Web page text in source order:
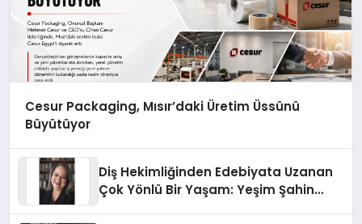
Cesur Packaging, Mısır’daki Üretim Üssünü
Büyütüyor
Diş Hekimliğinden Edebiyata Uzanan
Çok Yönlü Bir Yaşam: Yeşim Şahin